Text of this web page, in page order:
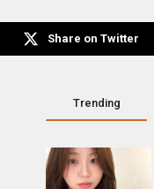
Share on Twitter
Trending